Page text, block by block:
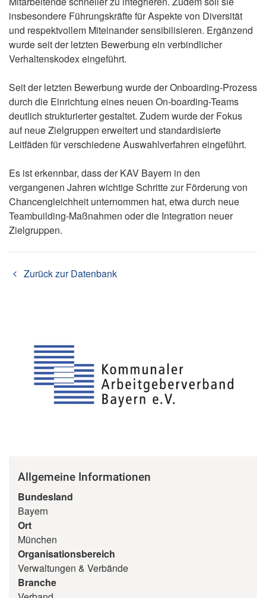
insbesondere Führungskräfte für Aspekte von Diversität
und respektvollem Miteinander sensibilisieren. Ergänzend
wurde seit der letzten Bewerbung ein verbindlicher
Verhaltenskodex eingeführt.
Seit der letzten Bewerbung wurde der Onboarding-Prozess
durch die Einrichtung eines neuen On-boarding-Teams
deutlich strukturierter gestaltet. Zudem wurde der Fokus
auf neue Zielgruppen erweitert und standardisierte
Leitfäden für verschiedene Auswahlverfahren eingeführt.
Es ist erkennbar, dass der KAV Bayern in den
vergangenen Jahren wichtige Schritte zur Förderung von
Chancengleichheit unternommen hat, etwa durch neue
Teambuilding-Maßnahmen oder die Integration neuer
Zielgruppen.
Zurück zur Datenbank
Allgemeine Informationen
Bundesland
Bayern
Ort
München
Organisationsbereich
Verwaltungen & Verbände
Branche